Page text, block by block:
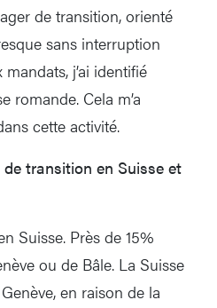
de transition, orienté
sans interruption
j’ai identifié
romande. Cela m’a
cette activité.
transition en Suisse et
Suisse. Près de 15%
ou de Bâle. La Suisse
en raison de la